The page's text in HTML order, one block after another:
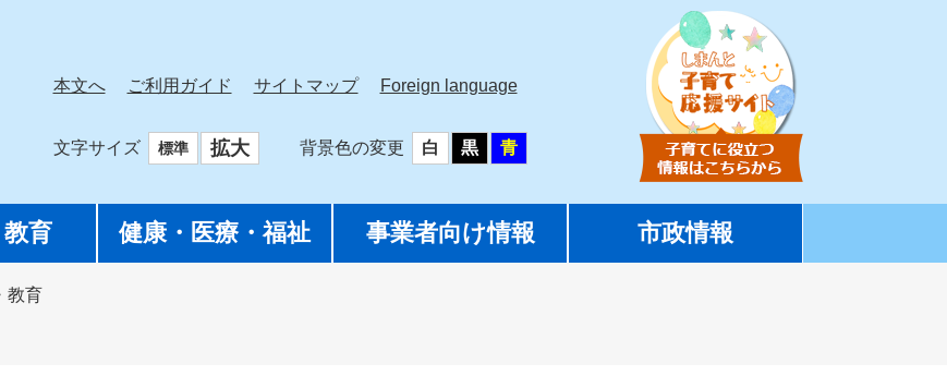
本文へ ご利用ガイド サイトマップ Foreign language
文字サイズ 標準 拡大 背景色の変更 白 黒 青
育 健康・医療・福祉 事業者向け情報 市政情報
教育